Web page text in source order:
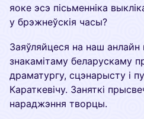
яоке эсэ пісьменніка
у брэжнеўскія часы?
Заяўляйцеся на наш
знакамітаму беларускаму
драматургу, сцэнарысту і
Караткевічу. Заняткі
нараджэння творцы.